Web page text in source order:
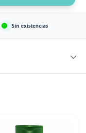
Sin existencias